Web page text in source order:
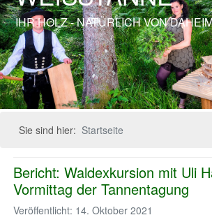
IHR HOLZ - NATÜRLICH VON
Previous
Sie sind hier: Startseite
Bericht: Waldexkursion mit Uli
Vormittag der Tannentagung
Veröffentlicht: 14. Oktober 2021